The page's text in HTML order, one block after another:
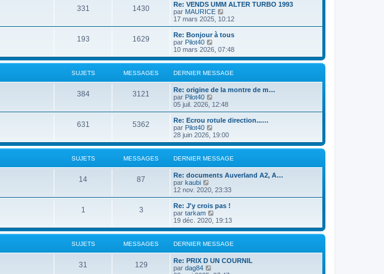
s
g
e
r
m
e
s
s
a
g
e
r
n
i
e
r
e
s
a
g
e
r
l
e
d
e
r
n
i
e
m
e
s
a
g
e
331 1430
Re: VENDS UMM ALTER TURBO 1993
par MAURICE
o
i
r
e
e
r
n
i
e
m
e
s
a
g
e
17 mars 2025, 10:12
193 1629
Re: Bonjour à tous
par Pilot40
o
i
r
l
e
n
i
e
m
e
s
s
a
g
10 mars 2026, 07:48
SUJETS MESSAGES DERNIER MESSAGE
384 3121
Re: origine de la montre de m…
par Pilot40
o
i
r
e
e
r
n
i
e
m
e
s
s
a
g
e
05 juil. 2026, 12:48
631 5362
Re: Ecrou rotule direction...…
par Pilot40
o
i
r
l
e
n
i
e
r
m
e
s
s
a
g
28 juin 2026, 19:00
SUJETS MESSAGES DERNIER MESSAGE
14 87
Re: documents Auverland A2, A…
par kaubi
o
i
r
l
e
d
e
r
n
i
e
r
12 nov. 2020, 23:33
1 3
Re: J'y crois pas !
par tarkam
o
i
r
l
e
19 déc. 2020, 19:13
SUJETS MESSAGES DERNIER MESSAGE
31 129
Re: PRIX D UN COURNIL
par dag84